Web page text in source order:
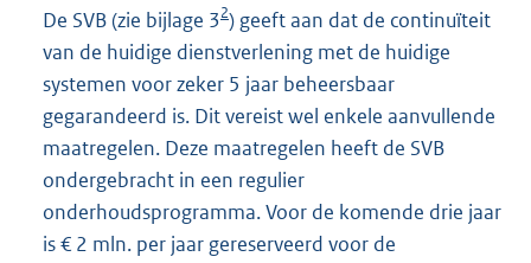
De SVB (zie bijlage 32) geeft aan dat de continuïteit
van de huidige dienstverlening met de huidige
systemen voor zeker 5 jaar beheersbaar
gegarandeerd is. Dit vereist wel enkele aanvullende
maatregelen. Deze maatregelen heeft de SVB
ondergebracht in een regulier
onderhoudsprogramma. Voor de komende drie jaar
is € 2 mln. per jaar gereserveerd voor de